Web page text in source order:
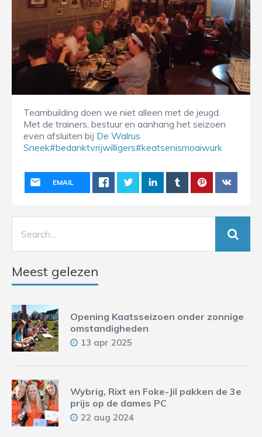
Teambuilding doen we niet alleen met de jeugd.
Met de trainers, bestuur en aanhang het seizoen
even afsluiten bij De Walrus
Sneek#bedanktvrijwilligers#keatsenismoaiwurk
EMAIL
Meest gelezen
Opening Kaatsseizoen onder zonnige
omstandigheden
13 apr 2025
Wybrig, Rixt en Foke-Jil pakken de 3e
prijs op de dames PC
22 aug 2024